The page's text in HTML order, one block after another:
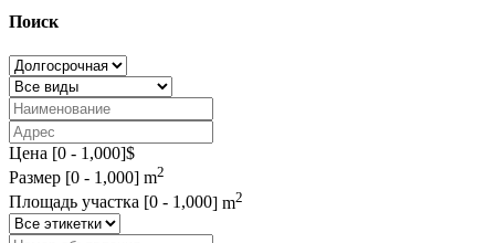
Поиск
Цена [0 - 1,000]$
Размер [0 - 1,000] m2
Площадь участка [0 - 1,000] m2